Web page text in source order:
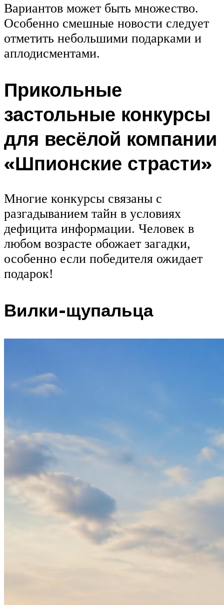
Вариантов может быть множество.
Особенно смешные новости следует
отметить небольшими подарками и
аплодисментами.
Прикольные
застольные конкурсы
для весёлой компании
«Шпионские страсти»
Многие конкурсы связаны с
разгадыванием тайн в условиях
дефицита информации. Человек в
любом возрасте обожает загадки,
особенно если победителя ожидает
подарок!
Вилки-щупальца